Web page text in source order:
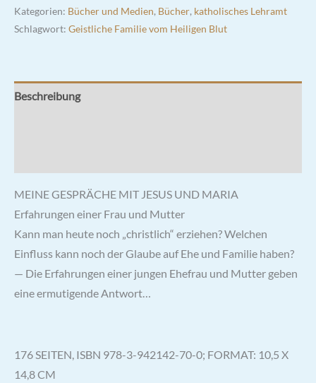
und
Kategorien: Bücher und Medien, Bücher, katholisches Lehramt
Schlagwort: Geistliche Familie vom Heiligen Blut
Beschreibung
MEINE GESPRÄCHE MIT JESUS UND MARIA
Erfahrungen einer Frau und Mutter
Kann man heute noch „christlich“ erziehen? Welchen
Einfluss kann noch der Glaube auf Ehe und Familie haben?
— Die Erfahrungen einer jungen Ehefrau und Mutter geben
eine ermutigende Antwort…
176 SEITEN, ISBN 978-3-942142-70-0; FORMAT: 10,5 X
14,8 CM